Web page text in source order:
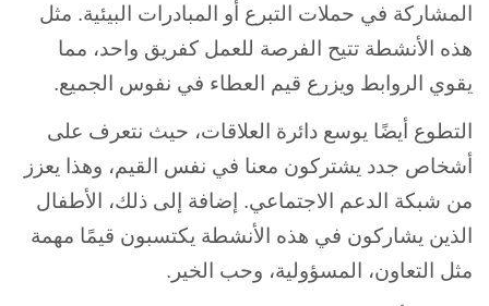
المشاركة في حملات التبرع أو المبادرات البيئية. مثل
هذه الأنشطة تتيح الفرصة للعمل كفريق واحد، مما
يقوي الروابط ويزرع قيم العطاء في نفوس الجميع.
التطوع أيضًا يوسع دائرة العلاقات، حيث نتعرف على
أشخاص جدد يشتركون معنا في نفس القيم، وهذا يعزز
من شبكة الدعم الاجتماعي. إضافة إلى ذلك، الأطفال
الذين يشاركون في هذه الأنشطة يكتسبون قيمًا مهمة
مثل التعاون، المسؤولية، وحب الخير.